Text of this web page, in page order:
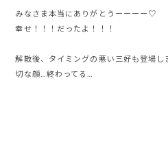
みなさま本当にありがとうーーーー♡
幸せ！！！だったよ！！！
解散後、タイミングの悪い三好も登場し
切な顔…終わってる…